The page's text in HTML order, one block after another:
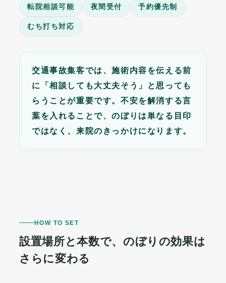
転院相談可能 夜間受付 予約優先制
むち打ち対応
交通事故集客では、施術内容を伝える前
に「相談しても大丈夫そう」と思っても
らうことが重要です。不安を解消する言
葉を入れることで、のぼりは単なる目印
ではなく、来院のきっかけになります。
HOW TO SET
設置場所と本数で、のぼりの効果は
さらに変わる